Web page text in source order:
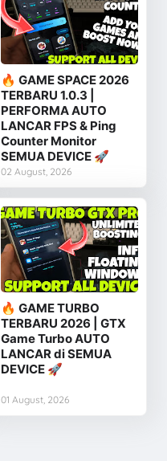
🔥 GAME SPACE 2026
TERBARU 1.0.3 |
PERFORMA AUTO
LANCAR FPS & Ping
Counter Monitor
SEMUA DEVICE 🚀
02 August, 2026
🔥 GAME TURBO
TERBARU 2026 | GTX
Game Turbo AUTO
LANCAR di SEMUA
DEVICE 🚀
01 August, 2026